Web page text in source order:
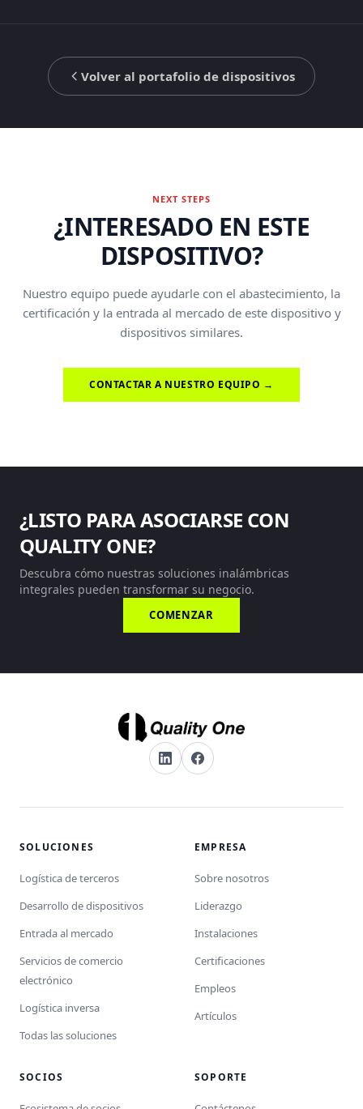
Volver al portafolio de dispositivos
NEXT STEPS
¿INTERESADO EN ESTE
DISPOSITIVO?
Nuestro equipo puede ayudarle con el abastecimiento, la
certificación y la entrada al mercado de este dispositivo y
dispositivos similares.
CONTACTAR A NUESTRO EQUIPO →
¿LISTO PARA ASOCIARSE CON
QUALITY ONE?
Descubra cómo nuestras soluciones inalámbricas
integrales pueden transformar su negocio.
COMENZAR
SOLUCIONES
Logística de terceros
Desarrollo de dispositivos
Entrada al mercado
Servicios de comercio
electrónico
Logística inversa
Todas las soluciones
EMPRESA
Sobre nosotros
Liderazgo
Instalaciones
Certificaciones
Empleos
Artículos
SOCIOS SOPORTE